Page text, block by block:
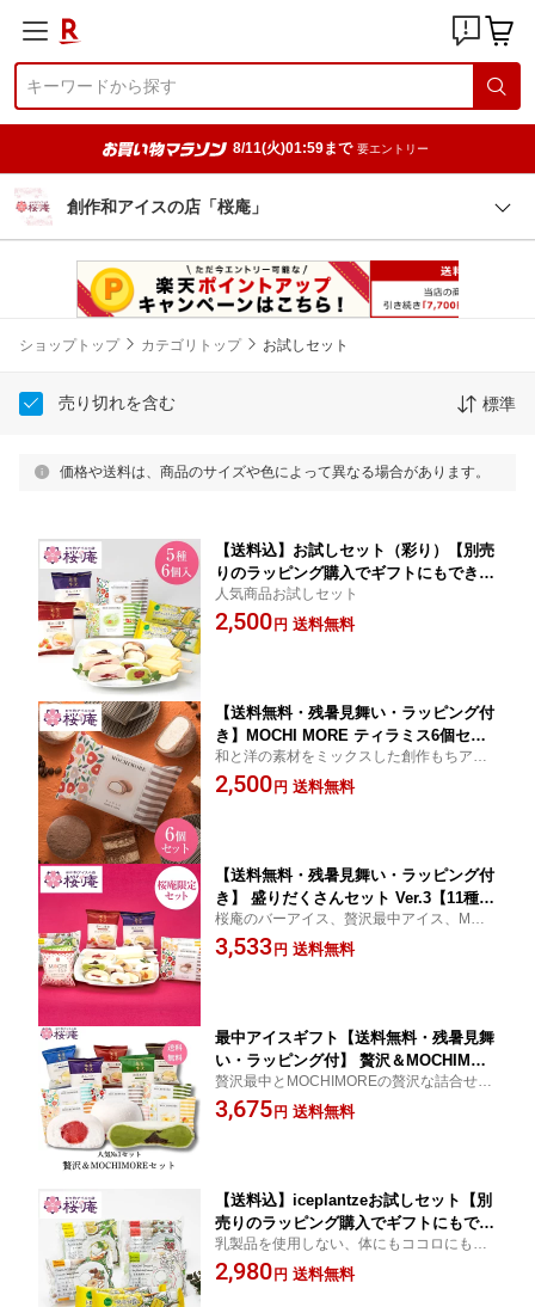
8/11(火)01:59まで 要エントリー
創作和アイスの店「桜庵」
ショップトップ カテゴリトップ お試しセット
売り切れを含む 標準
価格や送料は、商品のサイズや色によって異なる場合があります。
【送料込】お試しセット（彩り）【別売
りのラッピング購入でギフトにもできま
す】 5種6個入 お手頃 自宅用 最中アイ
ス もちアイス 詰め合わせ アイスクリー
人気商品お試しセット
2,500 円 送料無料
【送料無料・残暑見舞い・ラッピング付
き】MOCHI MORE ティラミス6個セッ
ト プチギフト 誕生日 お祝い お返し お
礼 内祝 父の日 母の日 イベント 景品
和と洋の素材をミックスした創作もちアイ
ス マスカルポーネチーズのアイスにコーヒ
ーソースを巻いて、お餅で包みました。
2,500 円 送料無料
【送料無料・残暑見舞い・ラッピング付
き】 盛りだくさんセット Ver.3【11種・
15個入】ギフト アイス 苺 あんバター
マンゴー ティラミス キャラメル 抹茶
桜庵のバーアイス、贅沢最中アイス、MOC
HIMORE、iceplantze、MOCHIもなかを入
れた盛りだくさんなセットです。 1セット
3,533 円 送料無料
最中アイスギフト【送料無料・残暑見舞
い・ラッピング付】 贅沢＆MOCHIMOR
Eセット ver.3 11種セット（贅沢最中5
種・MOCHIMORE6種） ギフト バニラ
贅沢最中とMOCHIMOREの贅沢な詰合せ!
桜庵で人気のもなかアイス・もちアイスを
一緒におたのしみいただけます。 見た目に
3,675 円 送料無料
【送料込】iceplantzeお試しセット【別
売りのラッピング購入でギフトにもでき
ます】 5種8個入り 自宅用 贈答用 乳製
品不使用 和スイーツ お取り寄せ ご褒美
乳製品を使用しない、体にもココロにもや
さしいiceplantzeお試しセットです。 お試
しセットですが、ご贈答用にも喜ばれてい
2,980 円 送料無料